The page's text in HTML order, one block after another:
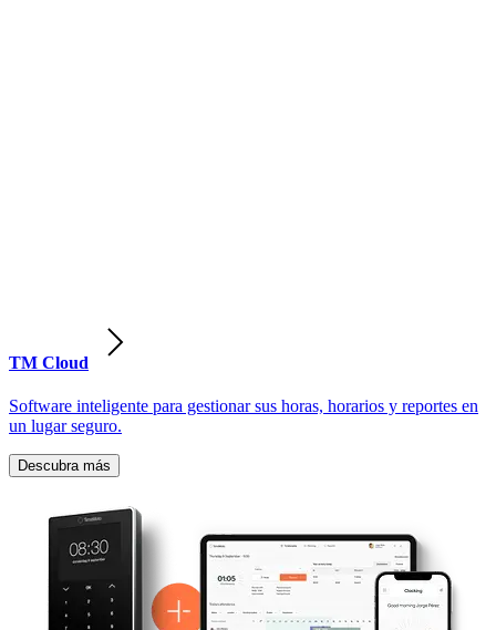
TM Cloud
Software inteligente para gestionar sus horas, horarios y reportes en
un lugar seguro.
Descubra más